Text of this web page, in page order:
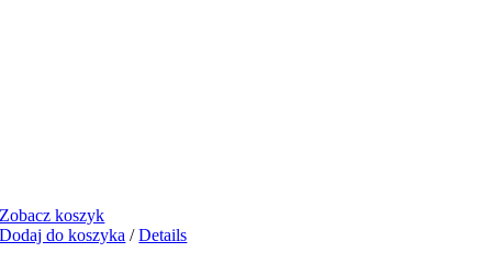
Zobacz koszyk
Dodaj do koszyka / Details